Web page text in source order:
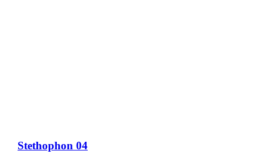
Stethophon 04